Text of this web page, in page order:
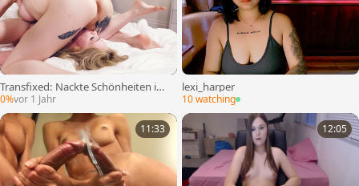
Transfixed: Nackte Schönheiten im
Badehaus
0%vor 1 Jahr
lexi_harper
10 watching
11:33 12:05